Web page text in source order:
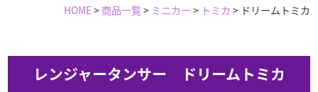
HOME> 商品一覧> ミニカー > トミカ > ドリームトミカ
レンジャータンサー ドリームトミカ